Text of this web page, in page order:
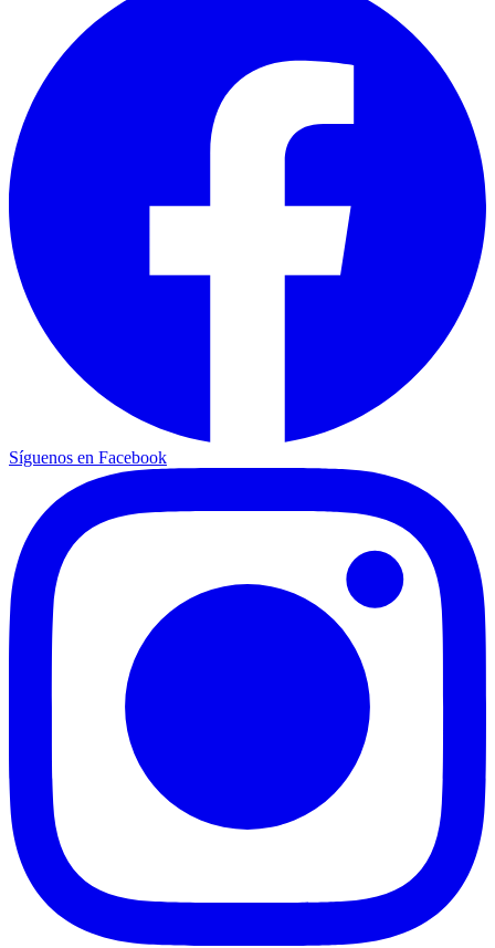
Síguenos en Facebook